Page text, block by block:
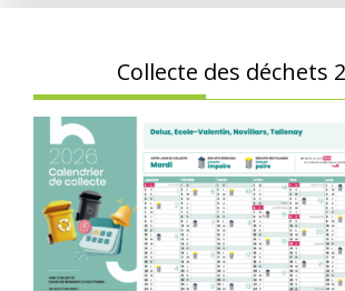
Collecte des déchets